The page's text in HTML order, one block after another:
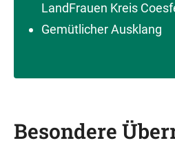
LandFrauen Kreis
Gemütlicher Ausklang
Besondere